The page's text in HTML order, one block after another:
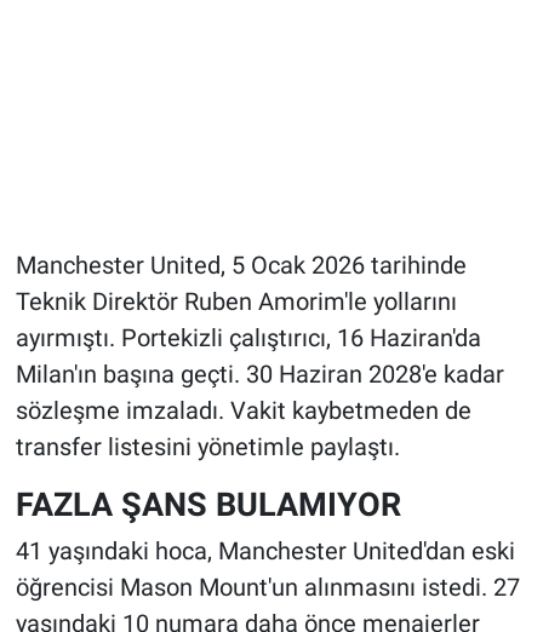
Manchester United, 5 Ocak 2026 tarihinde
Teknik Direktör Ruben Amorim'le yollarını
ayırmıştı. Portekizli çalıştırıcı, 16 Haziran'da
Milan'ın başına geçti. 30 Haziran 2028'e kadar
sözleşme imzaladı. Vakit kaybetmeden de
transfer listesini yönetimle paylaştı.
FAZLA ŞANS BULAMIYOR
41 yaşındaki hoca, Manchester United'dan eski
öğrencisi Mason Mount'un alınmasını istedi. 27
yaşındaki 10 numara daha önce menajerler